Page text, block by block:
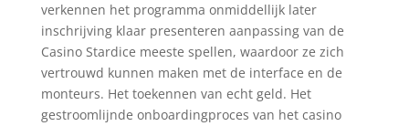
verkennen het programma onmiddellijk later
inschrijving klaar presenteren aanpassing van de
Casino Stardice meeste spellen, waardoor ze zich
vertrouwd kunnen maken met de interface en de
monteurs. Het toekennen van echt geld. Het
gestroomlijnde onboardingproces van het casino